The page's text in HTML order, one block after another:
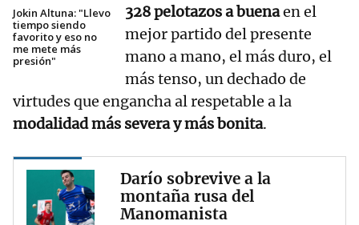
Jokin Altuna: "Llevo
tiempo siendo
favorito y eso no
me mete más
presión"
328 pelotazos a buenaen el
mejor partido del presente
mano a mano, el más duro, el
más tenso, un dechado de
virtudes que engancha al respetable a la
modalidad más severa y más bonita.
Darío sobrevive a la
montaña rusa del
Manomanista